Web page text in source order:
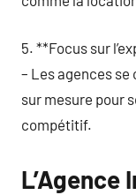
5. **Focus sur
– Les agences
sur mesure pour
compétitif.
L’Agence